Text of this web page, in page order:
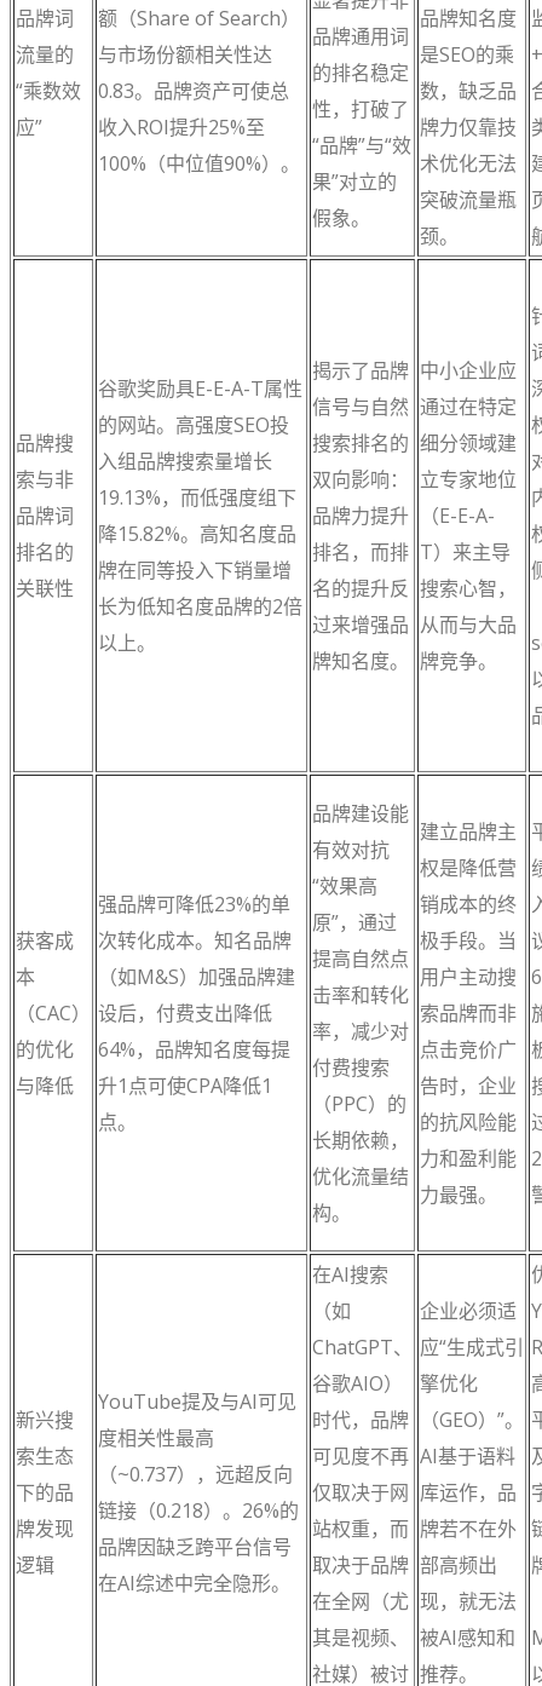
品牌词
流量的
“乘数效
应”
额（Share of Search）
与市场份额相关性达
0.83。品牌资产可使总
收入ROI提升25%至
100%（中位值90%）。
品牌通用词
的排名稳定
性，打破了
“品牌”与“效
果”对立的
假象。
品牌知名度
是SEO的乘
数，缺乏品
牌力仅靠技
术优化无法
突破流量瓶
颈。
品牌搜
索与非
品牌词
排名的
关联性
谷歌奖励具E-E-A-T属性
的网站。高强度SEO投
入组品牌搜索量增长
19.13%，而低强度组下
降15.82%。高知名度品
牌在同等投入下销量增
长为低知名度品牌的2倍
以上。
揭示了品牌
信号与自然
搜索排名的
双向影响：
品牌力提升
排名，而排
名的提升反
过来增强品
牌知名度。
中小企业应
通过在特定
细分领域建
立专家地位
（E-E-A-
T）来主导
搜索心智，
从而与大品
牌竞争。
获客成
本
（CAC）
的优化
与降低
强品牌可降低23%的单
次转化成本。知名品牌
（如M&S）加强品牌建
设后，付费支出降低
64%，品牌知名度每提
升1点可使CPA降低1
点。
品牌建设能
有效对抗
“效果高
原”，通过
提高自然点
击率和转化
率，减少对
付费搜索
（PPC）的
长期依赖，
优化流量结
构。
建立品牌主
权是降低营
销成本的终
极手段。当
用户主动搜
索品牌而非
点击竞价广
告时，企业
的抗风险能
力和盈利能
力最强。
新兴搜
索生态
下的品
牌发现
逻辑
YouTube提及与AI可见
度相关性最高
（~0.737），远超反向
链接（0.218）。26%的
品牌因缺乏跨平台信号
在AI综述中完全隐形。
在AI搜索
（如
ChatGPT、
谷歌AIO）
时代，品牌
可见度不再
仅取决于网
站权重，而
取决于品牌
在全网（尤
其是视频、
社媒）被讨
企业必须适
应“生成式引
擎优化
（GEO）”。
AI基于语料
库运作，品
牌若不在外
部高频出
现，就无法
被AI感知和
推荐。